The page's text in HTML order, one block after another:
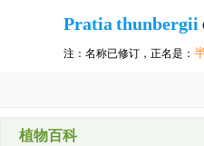
Pratia thunbergii
注：名称已修订，正名是：
植物百科